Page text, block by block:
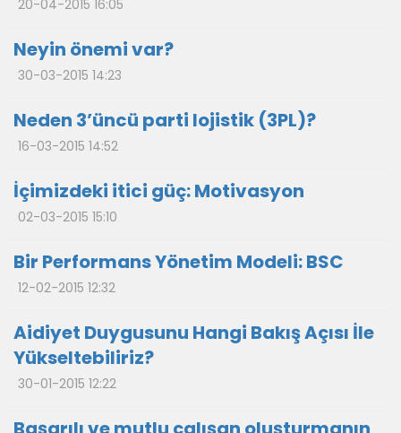
20-04-2015 16:05
Neyin önemi var?
30-03-2015 14:23
Neden 3’üncü parti lojistik (3PL)?
16-03-2015 14:52
İçimizdeki itici güç: Motivasyon
02-03-2015 15:10
Bir Performans Yönetim Modeli: BSC
12-02-2015 12:32
Aidiyet Duygusunu Hangi Bakış Açısı İle
Yükseltebiliriz?
30-01-2015 12:22